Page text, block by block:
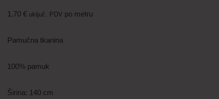
1,70 € uključ. PDV po metru
Pamučna tkanina
100% pamuk
Širina: 140 cm